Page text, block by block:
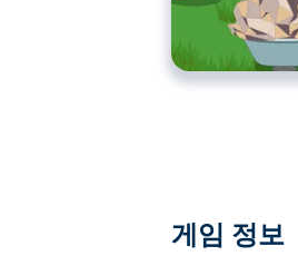
세 번째 돼지
업그레이드하
클릭하거나 탭
게임 정보